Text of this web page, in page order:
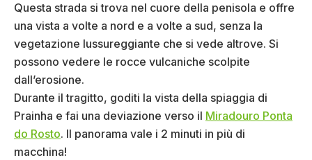
Questa strada si trova nel cuore della penisola e offre
una vista a volte a nord e a volte a sud, senza la
vegetazione lussureggiante che si vede altrove. Si
possono vedere le rocce vulcaniche scolpite
dall’erosione.
Durante il tragitto, goditi la vista della spiaggia di
Prainha e fai una deviazione verso il Miradouro Ponta
do Rosto. Il panorama vale i 2 minuti in più di
macchina!